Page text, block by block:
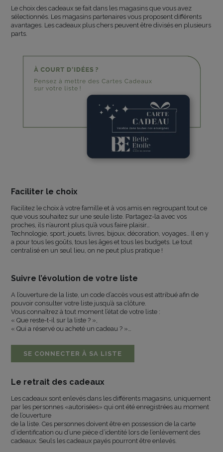
Le choix des cadeaux se fait dans les magasins que vous avez
sélectionnés. Les magasins partenaires vous proposent différents
avantages. Les cadeaux plus chers peuvent être divisés en plusieurs
parts.
Faciliter le choix
Facilitez le choix à votre famille et à vos amis en regroupant tout ce
que vous souhaitez sur une seule liste. Partagez-la avec vos
proches, ils n’auront plus qu’à vous faire plaisir…
Technologie, sport, jouets, livres, bijoux, décoration, voyages… Il en y
a pour tous les goûts, tous les âges et tous les budgets. Le tout
centralisé en un seul lieu, on ne peut plus pratique !
Suivre l’évolution de votre liste
A l’ouverture de la liste, un code d’accès vous est attribué afin de
pouvoir consulter votre liste jusqu’à sa clôture.
Vous connaîtrez à tout moment l’état de votre liste :
« Que reste-t-il sur la liste ? »,
« Qui a réservé ou acheté un cadeau ? »…
SE CONNECTER À SA LISTE
Le retrait des cadeaux
Les cadeaux sont enlevés dans les différents magasins, uniquement
par les personnes «autorisées» qui ont été enregistrées au moment
de l’ouverture
de la liste. Ces personnes doivent être en possession de la carte
d’identification ou d’une pièce d’identité lors de l’enlèvement des
cadeaux. Seuls les cadeaux payés pourront être enlevés.